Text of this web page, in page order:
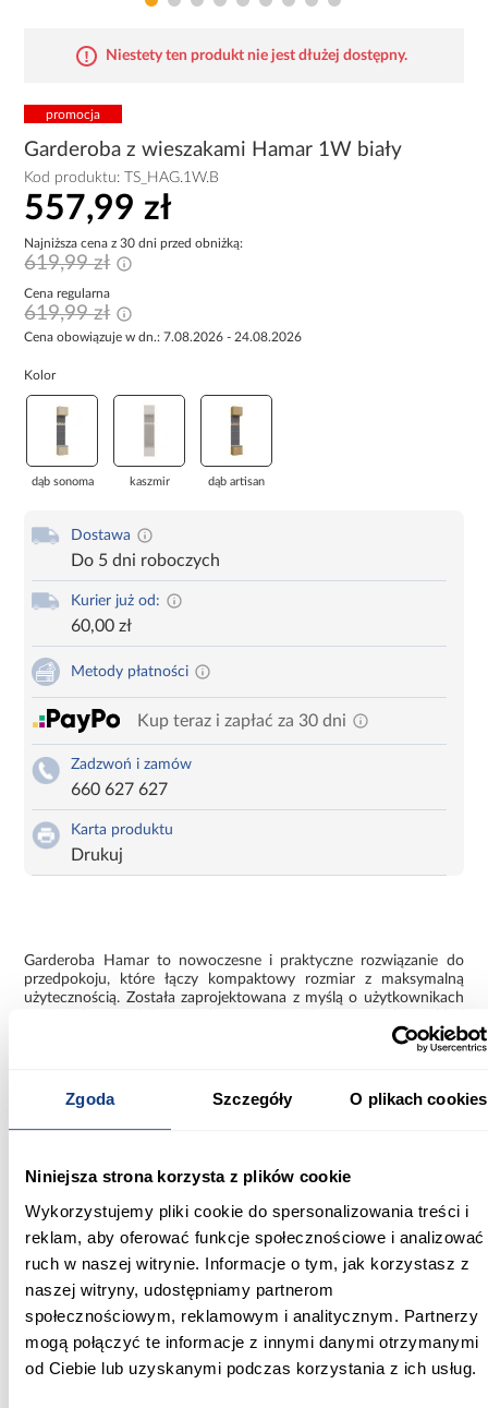
Zgoda Szczegóły O plikach cookies
Niniejsza strona korzysta z plików cookie
Wykorzystujemy pliki cookie do spersonalizowania treści i
reklam, aby oferować funkcje społecznościowe i analizować
ruch w naszej witrynie. Informacje o tym, jak korzystasz z
naszej witryny, udostępniamy partnerom
społecznościowym, reklamowym i analitycznym. Partnerzy
mogą połączyć te informacje z innymi danymi otrzymanymi
od Ciebie lub uzyskanymi podczas korzystania z ich usług.
Niestety ten produkt nie jest dłużej dostępny.
promocja
Garderoba z wieszakami Hamar 1W biały
Kod produktu: TS_HAG.1W.B
557,99 zł
Najniższa cena z 30 dni przed obniżką:
619,99 zł
Cena regularna
619,99 zł
Cena obowiązuje w dn.: 7.08.2026 - 24.08.2026
Kolor
dąb sonoma kaszmir dąb artisan
Dostawa
Do 5 dni roboczych
Kurier już od:
60,00 zł
Metody płatności
Kup teraz i zapłać za 30 dni
Zadzwoń i zamów
660 627 627
Karta produktu
Drukuj
Garderoba Hamar to nowoczesne i praktyczne rozwiązanie do
przedpokoju, które łączy kompaktowy rozmiar z maksymalną
użytecznością. Została zaprojektowana z myślą o użytkownikach
zestawu wchodzi wygodne siedzisko z miejscem do
przechowywania, otwarty panel z wieszakami oraz pojemna
Zamiast klasycznej zabudowanej szafy, garderoba Hamar oferuje
otwarty wieszak z czarnymi plastikowymi haczykami, które
rozwiązanie do codziennego użytkowania. Dzięki kompaktowej
budowie, mebel doskonale sprawdzi się zarówno w mniejszych
przedpokojach, jak i większych holach, zachowując optyczną
lekkość wnętrza.
Elementy wchodzące w skład wieszaka:
Szafka dolna z siedziskiem: 42 cm wysokości
Panel wieszakowy z oparciem w kolorze beżowym : 154 cm
wysokości
Szafka górna: 42 cm wysokości